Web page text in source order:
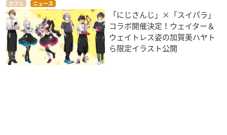
カフェ ニュース
「にじさんじ」×「スイパラ」
コラボ開催決定！ウェイター＆
ウェイトレス姿の加賀美ハヤト
ら限定イラスト公開